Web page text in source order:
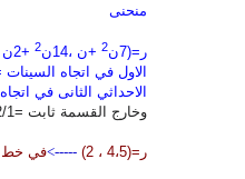
منحنى
ر=(7ن 2 +ن ،14ن 2 +2ن )
الاول في اتجاه السينات =ن(7
الاحداثي الثانى في اتجاه
وخارج القسمة ثابت =2/1
ر=(4،5 ، 2) ----->في خط